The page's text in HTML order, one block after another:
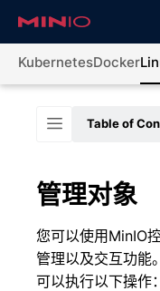
KubernetesDocker
Table of
管理对象
您可以使用MinIO
管理以及交互功能
可以执行以下操作：